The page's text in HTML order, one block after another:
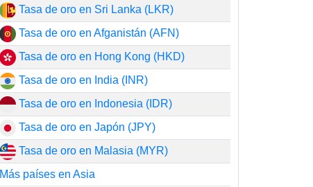
Tasa de oro en Sri Lanka (LKR)
Tasa de oro en Afganistán (AFN)
Tasa de oro en Hong Kong (HKD)
Tasa de oro en India (INR)
Tasa de oro en Indonesia (IDR)
Tasa de oro en Japón (JPY)
Tasa de oro en Malasia (MYR)
Más países en Asia